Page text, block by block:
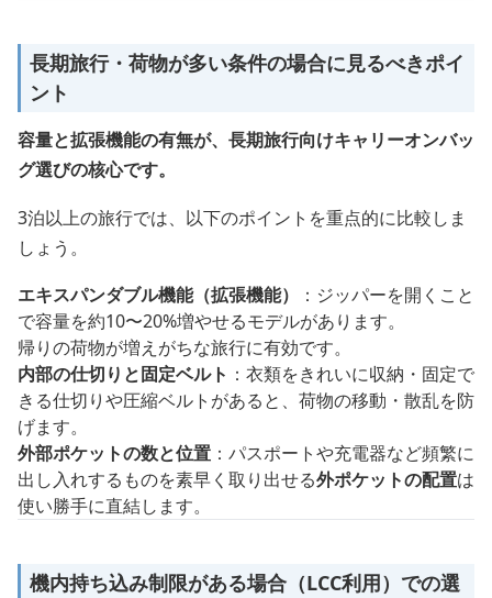
長期旅行・荷物が多い条件の場合に見るべきポイ
ント
容量と拡張機能の有無が、長期旅行向けキャリーオンバッ
グ選びの核心です。
3泊以上の旅行では、以下のポイントを重点的に比較しま
しょう。
エキスパンダブル機能（拡張機能）
：ジッパーを開くこと
で容量を約10〜20%増やせるモデルがあります。
帰りの荷物が増えがちな旅行に有効です。
内部の仕切りと固定ベルト ：衣類をきれいに収納・固定で
きる仕切りや圧縮ベルトがあると、荷物の移動・散乱を防
げます。
外部ポケットの数と位置 ：パスポートや充電器など頻繁に
出し入れするものを素早く取り出せる外ポケットの配置は
使い勝手に直結します。
機内持ち込み制限がある場合（LCC利用）での選